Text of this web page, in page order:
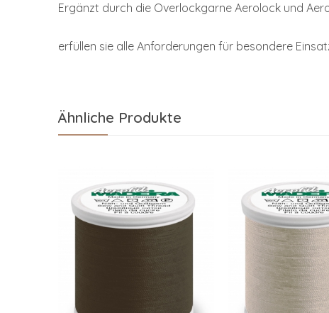
Ergänzt durch die Overlockgarne Aerolock und
erfüllen sie alle Anforderungen für besondere
Ähnliche Produkte